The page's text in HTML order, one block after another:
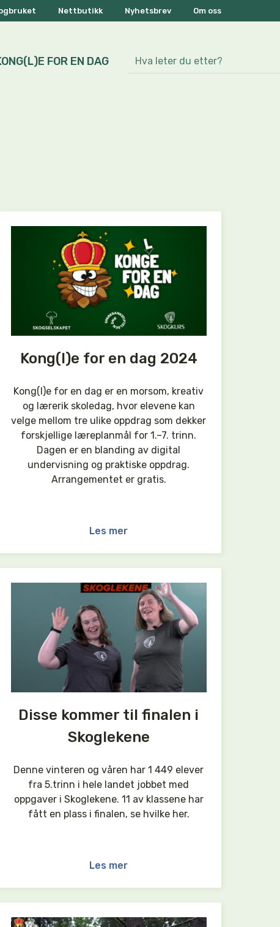
Nettbutikk Nyhetsbrev Om oss
FOR EN DAG
Kong(l)e for en dag 2024
Kong(l)e for en dag er en morsom, kreativ
og lærerik skoledag, hvor elevene kan
velge mellom tre ulike oppdrag som dekker
forskjellige læreplanmål for 1.–7. trinn.
Dagen er en blanding av digital
undervisning og praktiske oppdrag.
Arrangementet er gratis.
Les mer
Disse kommer til finalen i
Skoglekene
Denne vinteren og våren har 1 449 elever
fra 5.trinn i hele landet jobbet med
oppgaver i Skoglekene. 11 av klassene har
fått en plass i finalen, se hvilke her.
Les mer